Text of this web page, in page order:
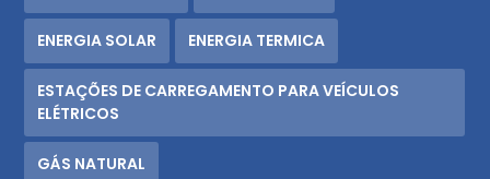
ENERGIA SOLAR ENERGIA TERMICA
ESTAÇÕES DE CARREGAMENTO PARA VEÍCULOS
ELÉTRICOS
GÁS NATURAL